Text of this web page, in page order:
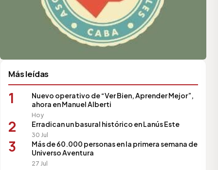
Más leídas
1
Nuevo operativo de “Ver Bien, Aprender Mejor”,
ahora en Manuel Alberti
Hoy
2 Erradican un basural histórico en Lanús Este
30 Jul
3
Más de 60.000 personas en la primera semana de
Universo Aventura
27 Jul